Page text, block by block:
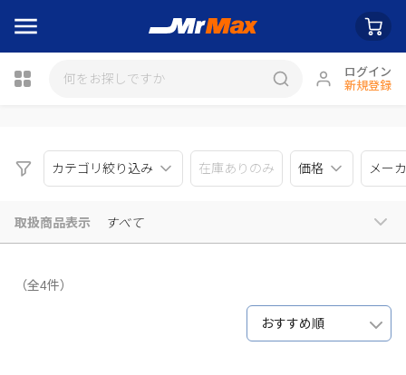
ログイン
新規登録
カテゴリ絞り込み 在庫ありのみ 価格 メー
取扱商品表示 すべて
（全4件）
おすすめ順